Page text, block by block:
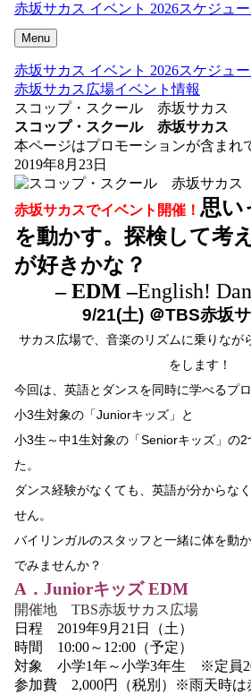
赤坂サカス イベント 2026スケジュ
Menu
赤坂サカス イベント 2026スケジュ
赤坂サカス広場イベント情報
スコップ・スクール 赤坂サカス
スコップ・スクール 赤坂サカス
本ページはプロモーションが含まれ
2019年8月23日
赤坂サカスでイベント開催！ 思い
を動かす。探検して考
が好きかな？
– EDM –English!
9/21(土)＠TBS赤坂
サカス広場で、音楽のリズムに乗りなが
をします！
今回は、英語とダンスを同時に学べるプ
小3生対象の「Juniorキッズ」と
小3生～中1生対象の「Seniorキッズ」の2
た。
ダンス経験がなくても、英語が分からな
せん。
バイリンガルのスタッフと一緒に体を動
でみませんか？
A．Juniorキッズ EDM
開催地 TBS赤坂サカス広場
日程 2019年9月21日（土）
時間 10:00～12:00（予定）
対象 小学1年～小学3年生 ※定員
参加費 2,000円（税別）※雨天時は